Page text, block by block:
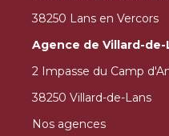
38250 Lans en Vercors
Agence de Villard-de-
2 Impasse du Camp
38250 Villard-de-Lans
Nos agences